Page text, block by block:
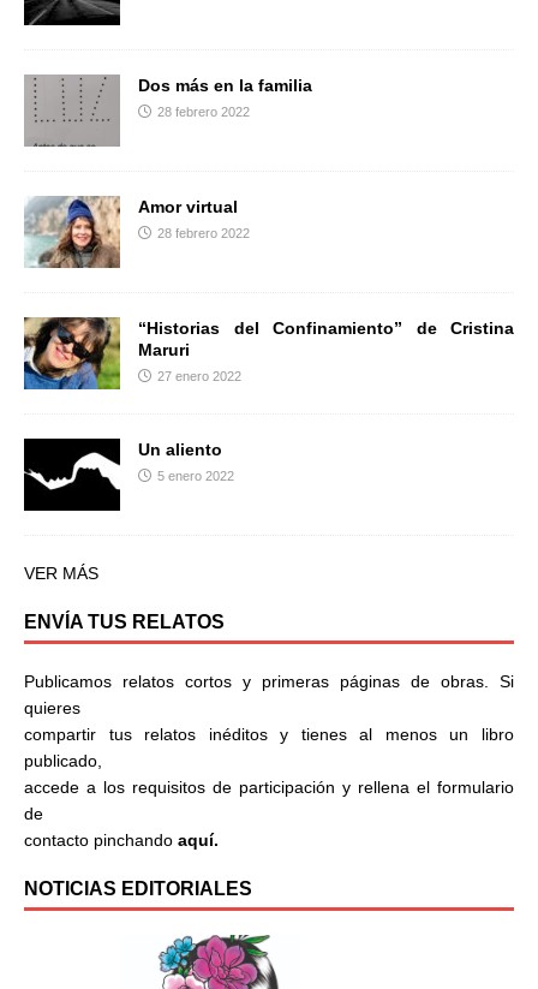
Dos más en la familia
28 febrero 2022
Amor virtual
28 febrero 2022
“Historias del Confinamiento” de Cristina
Maruri
27 enero 2022
Un aliento
5 enero 2022
VER MÁS
ENVÍA TUS RELATOS
Publicamos relatos cortos y primeras páginas de obras. Si
quieres
compartir tus relatos inéditos y tienes al menos un libro
publicado,
accede a los requisitos de participación y rellena el formulario
de
contacto pinchando aquí.
NOTICIAS EDITORIALES